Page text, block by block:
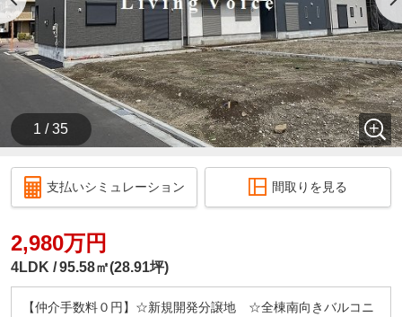
1 / 35
支払いシミュレーション 間取りを見る
2,980万円
4LDK 95.58㎡(28.91坪)
【仲介手数料０円】☆新規開発分譲地 ☆全棟南向きバルコニ